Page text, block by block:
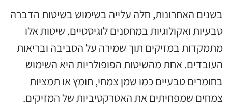
בשנים האחרונות, חלה עלייה בשימוש בשיטות הדברה
טבעיות ואקולוגיות במחסנים לוגיסטיים. שיטות אלו
מתמקדות במזיקים תוך שמירה על הסביבה ובריאות
העובדים. אחת מהשיטות הפופולריות היא השימוש
בחומרים טבעיים כמו שמן צמחי, חומץ או תמציות
צמחים שמפחיתים את האטרקטיביות של המזיקים.